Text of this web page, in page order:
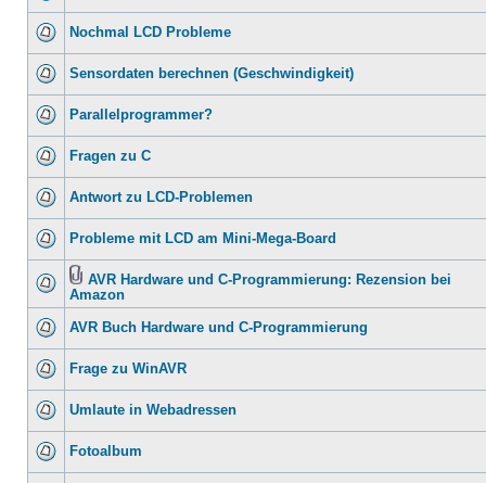
Nochmal LCD Probleme
Sensordaten berechnen (Geschwindigkeit)
Parallelprogrammer?
Fragen zu C
Antwort zu LCD-Problemen
Probleme mit LCD am Mini-Mega-Board
AVR Hardware und C-Programmierung: Rezension bei
Amazon
AVR Buch Hardware und C-Programmierung
Frage zu WinAVR
Umlaute in Webadressen
Fotoalbum